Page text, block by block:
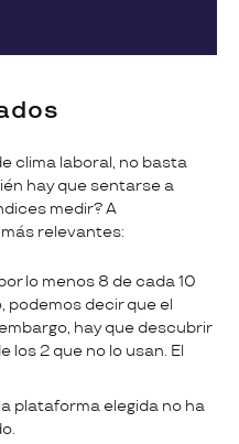
clima laboral, no basta
hay que sentarse a
medir? A
relevantes:
lo menos 8 de cada 10
podemos decir que el
hay que descubrir
los 2 que no lo usan. El
plataforma elegida no ha